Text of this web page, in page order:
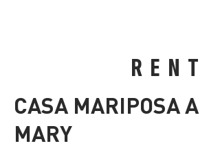
RENT
CASA MARIPOSA A
MARY